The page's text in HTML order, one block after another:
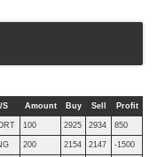
S Amount Buy Sell Profit
100 2925 2934 850
200 2154 2147 -1500